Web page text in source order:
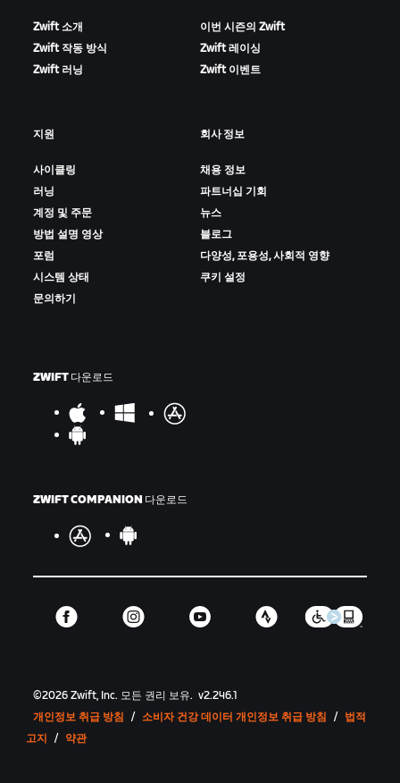
Zwift 소개
Zwift 작동 방식
Zwift 러닝
이번 시즌의 Zwift
Zwift 레이싱
Zwift 이벤트
지원
사이클링
러닝
계정 및 주문
방법 설명 영상
포럼
시스템 상태
문의하기
회사 정보
채용 정보
파트너십 기회
뉴스
블로그
다양성, 포용성, 사회적 영향
쿠키 설정
ZWIFT 다운로드
ZWIFT COMPANION 다운로드
©2026 Zwift, Inc. 모든 권리 보유. v2.246.1
개인정보 취급 방침
/ 소비자 건강 데이터 개인정보 취급 방침 / 법적
고지
/ 약관